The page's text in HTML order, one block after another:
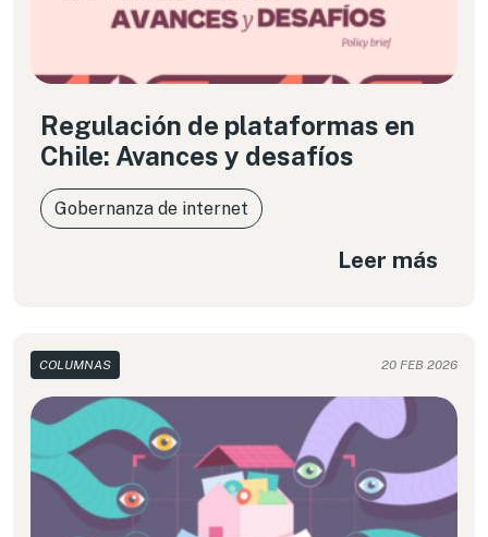
Regulación de plataformas en
Chile: Avances y desafíos
Gobernanza de internet
Leer más
COLUMNAS 20 FEB 2026